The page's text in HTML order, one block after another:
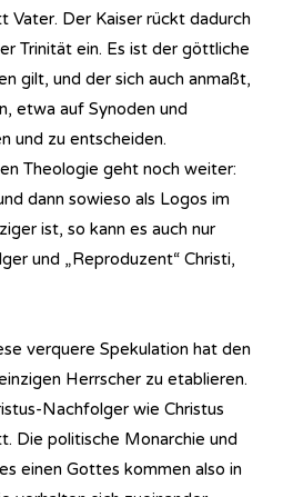
Vater. Der Kaiser rückt dadurch
Trinität ein. Es ist der göttliche
gilt, und der sich auch anmaßt,
etwa auf Synoden und
und zu entscheiden.
Theologie geht noch weiter:
dann sowieso als Logos im
ist, so kann es auch nur
und „Reproduzent“ Christi,
verquere Spekulation hat den
Herrscher zu etablieren.
Nachfolger wie Christus
Die politische Monarchie und
einen Gottes kommen also in